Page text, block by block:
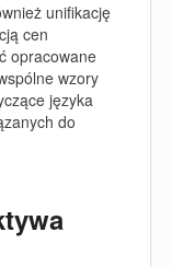
unifikację
cen
opracowane
wzory
języka
do